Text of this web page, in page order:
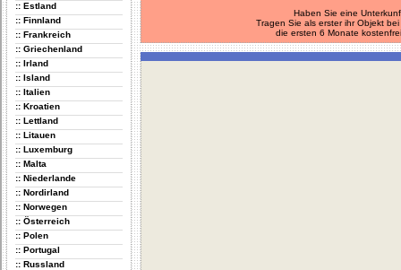
:: Estland
:: Finnland
:: Frankreich
:: Griechenland
:: Irland
:: Island
:: Italien
:: Kroatien
:: Lettland
:: Litauen
:: Luxemburg
:: Malta
:: Niederlande
:: Nordirland
:: Norwegen
:: Österreich
:: Polen
:: Portugal
:: Russland
Haben Sie eine
Tragen Sie als erster ihr Objekt
die ersten 6 Monate